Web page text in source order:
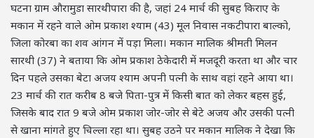
घटना ग्राम औरामुडा सारथीपारा की है, जहां 24 मार्च की सुबह किराए के
मकान में रहने वाले ओम प्रकाश श्याम (43) मूल निवास नकटीपारा बाल्को,
जिला कोरबा का शव आंगन में पड़ा मिला। मकान मालिक श्रीमती मिलन
सारथी (37) ने बताया कि ओम प्रकाश ठेकेदारी में मजदूरी करता था और चार
दिन पहले उसका बेटा अजय श्याम अपनी पत्नी के साथ वहां रहने आया था।
23 मार्च की रात करीब 8 बजे पिता-पुत्र में किसी बात को लेकर बहस हुई,
जिसके बाद रात 9 बजे ओम प्रकाश जोर-जोर से बेटे अजय और उसकी पत्नी
से खाना मांगते हुए चिल्ला रहा था। सुबह उठने पर मकान मालिक ने देखा कि